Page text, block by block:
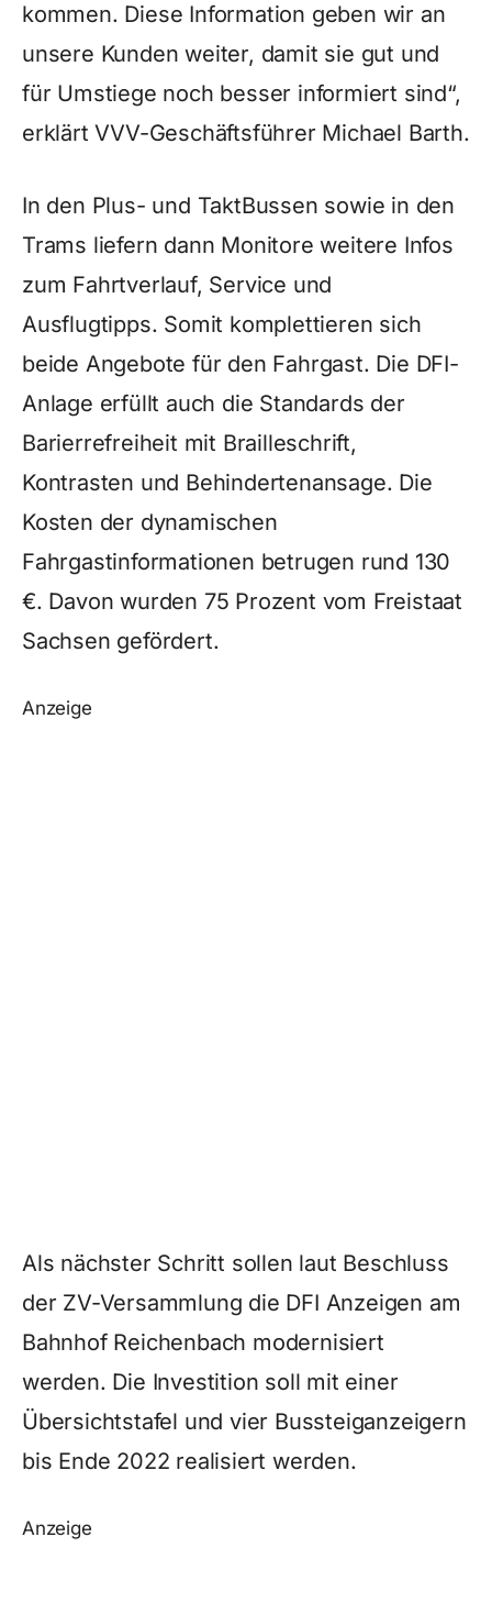
kommen. Diese Information geben wir an
unsere Kunden weiter, damit sie gut und
für Umstiege noch besser informiert sind“,
erklärt VVV-Geschäftsführer Michael Barth.
In den Plus- und TaktBussen sowie in den
Trams liefern dann Monitore weitere Infos
zum Fahrtverlauf, Service und
Ausflugtipps. Somit komplettieren sich
beide Angebote für den Fahrgast. Die DFI-
Anlage erfüllt auch die Standards der
Barierrefreiheit mit Brailleschrift,
Kontrasten und Behindertenansage. Die
Kosten der dynamischen
Fahrgastinformationen betrugen rund 130
€. Davon wurden 75 Prozent vom Freistaat
Sachsen gefördert.
Anzeige
Als nächster Schritt sollen laut Beschluss
der ZV-Versammlung die DFI Anzeigen am
Bahnhof Reichenbach modernisiert
werden. Die Investition soll mit einer
Übersichtstafel und vier Bussteiganzeigern
bis Ende 2022 realisiert werden.
Anzeige